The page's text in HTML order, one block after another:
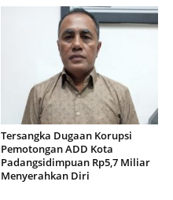
Tersangka Dugaan Korupsi
Pemotongan ADD Kota
Padangsidimpuan Rp5,7 Miliar
Menyerahkan Diri